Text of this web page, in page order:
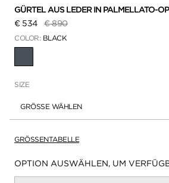
GÜRTEL AUS LEDER IN PALMELLATO-
€ 534
Preis reduziert von
€ 890auf
COLOR: BLACK
SIZE
GRÖSSE WÄHLEN
GRÖSSENTABELLE
Verfügbarkeit:
OPTION AUSWÄHLEN, UM